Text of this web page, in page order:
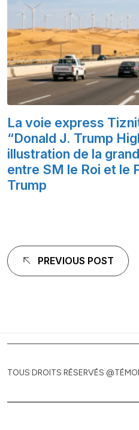
La voie express
“Donald J. Trump
illustration de la
entre SM le Roi et le
Trump
Navigation
de
PREVIOUS POST
TOUS DROITS RÉSERVÉS